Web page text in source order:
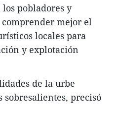
pobladores y
mejor el
locales para
y explotación
de la urbe
sobresalientes, precisó